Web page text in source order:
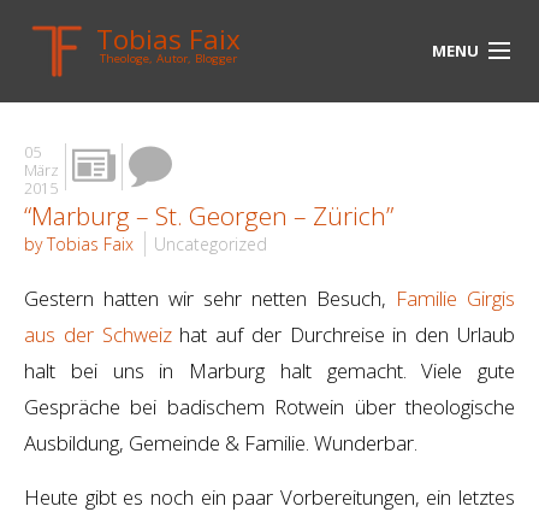
Tobias Faix
Theologe, Autor, Blogger MENU
HOME
BLOG
BIOGRAPHIE
MEDIEN
KONTAKT
05
März
2015
“Marburg – St. Georgen – Zürich”
by Tobias Faix Uncategorized
Gestern hatten wir sehr netten Besuch, Familie Girgis
aus der Schweizhat auf der Durchreise in den Urlaub
halt bei uns in Marburg halt gemacht. Viele gute
Gespräche bei badischem Rotwein über theologische
Ausbildung, Gemeinde & Familie. Wunderbar.
Heute gibt es noch ein paar Vorbereitungen, ein letztes